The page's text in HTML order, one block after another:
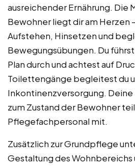
ausreichender Ernährung. Die
Bewohner liegt dir am Herzen
Aufstehen, Hinsetzen und
Bewegungsübungen. Du
Plan durch und achtest auf
Toilettengänge begleitest du
Inkontinenzversorgung.
zum Zustand der Bewohner
Pflegefachpersonal mit.
Zusätzlich zur Grundpflege
Gestaltung des Wohnbereichs